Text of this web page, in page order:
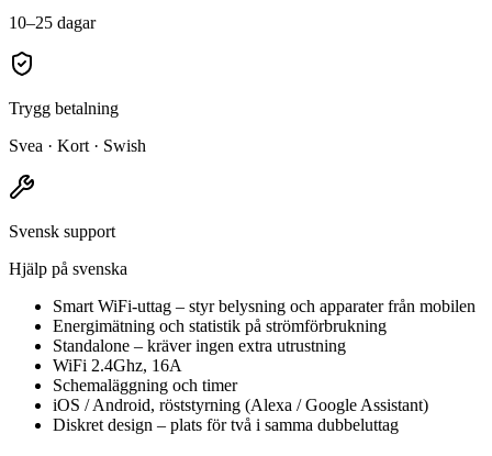
10–25 dagar
Trygg betalning
Svea · Kort · Swish
Svensk support
Hjälp på svenska
Smart WiFi-uttag – styr belysning och apparater från mobilen
Energimätning och statistik på strömförbrukning
Standalone – kräver ingen extra utrustning
WiFi 2.4Ghz, 16A
Schemaläggning och timer
iOS / Android, röststyrning (Alexa / Google Assistant)
Diskret design – plats för två i samma dubbeluttag